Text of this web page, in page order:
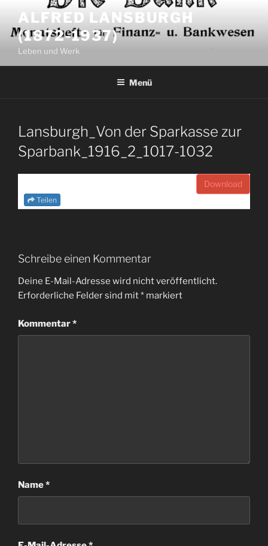
Inhalt
springen
ALFRED LANSBURGH
(1872-1937)
Leben und Werk
Menü
Lansburgh_Von der Sparkasse zur
Sparbank_1916_2_1017-1032
Download
Teilen
Schreibe einen Kommentar
Deine E-Mail-Adresse wird nicht veröffentlicht.
Erforderliche Felder sind mit* markiert
Kommentar*
Name*